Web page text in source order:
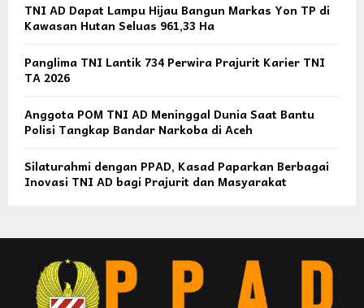
TNI AD Dapat Lampu Hijau Bangun Markas Yon TP di
Kawasan Hutan Seluas 961,33 Ha
Panglima TNI Lantik 734 Perwira Prajurit Karier TNI
TA 2026
Anggota POM TNI AD Meninggal Dunia Saat Bantu
Polisi Tangkap Bandar Narkoba di Aceh
Silaturahmi dengan PPAD, Kasad Paparkan Berbagai
Inovasi TNI AD bagi Prajurit dan Masyarakat